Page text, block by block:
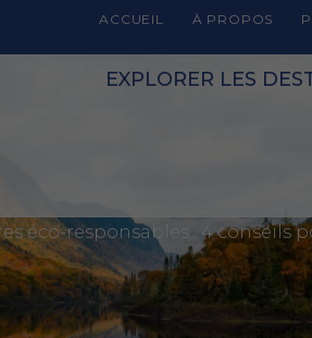
ACCUEIL À PROPOS
EXPLORER LES
éco-responsables : 4 conseils